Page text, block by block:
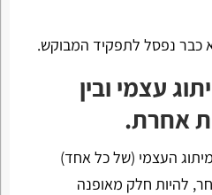
כבר נפסל לתפקיד המבוקש.
עצמי ובין
אחרת.
העצמי (של כל אחד)
להיות חלק מאופנה